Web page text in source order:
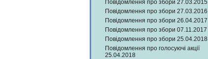
Повідомлення про збори 27.03.2015
Повідомлення про збори 27.03.2016
Повідомлення про збори 26.04.2017
Повідомлення про збори 07.11.2017
Повідомлення про збори 25.04.2018
Повідомлення про голосуючі акції
25.04.2018